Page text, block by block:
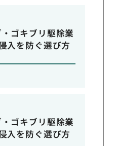
ゴキブリ駆除業
入を防ぐ選び方
ゴキブリ駆除業
入を防ぐ選び方